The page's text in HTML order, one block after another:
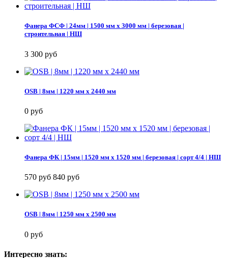
Фанера ФСФ | 24мм | 1500 мм х 3000 мм | березовая |
строительная | НШ
3 300 руб
OSB | 8мм | 1220 мм х 2440 мм
0 руб
Фанера ФК | 15мм | 1520 мм х 1520 мм | березовая | сорт 4/4 | НШ
570 руб 840 руб
OSB | 8мм | 1250 мм х 2500 мм
0 руб
Интересно знать: